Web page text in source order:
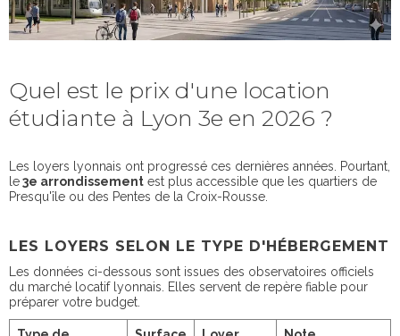
Quel est le prix d'une location
étudiante à Lyon 3e en 2026 ?
Les loyers lyonnais ont progressé ces dernières années. Pourtant,
le3e arrondissement est plus accessible que les quartiers de
Presqu'île ou des Pentes de la Croix-Rousse.
LES LOYERS SELON LE TYPE D'HÉBERGEMENT
Les données ci-dessous sont issues des observatoires officiels
du marché locatif lyonnais. Elles servent de repère fiable pour
préparer votre budget.